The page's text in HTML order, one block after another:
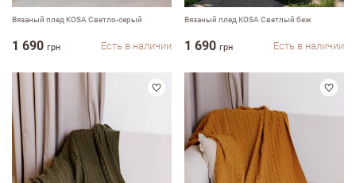
Вязаный плед KOSA Светло-серый
1 690 грн Есть в наличии
Вязаный плед KOSA Светлый беж
1 690 грн Есть в наличии